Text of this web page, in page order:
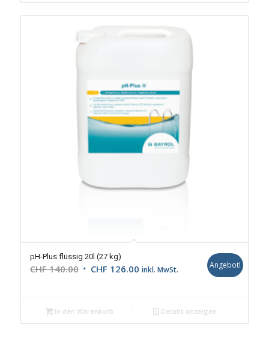
pH-Plus flüssig 20l (27 kg)
CHF140.00 Ursprünglicher
CHF 140.00
CHF 126.00Aktueller
CHF 126.00.
inkl. MwSt. Angebot!
In den Warenkorb Details anzeigen